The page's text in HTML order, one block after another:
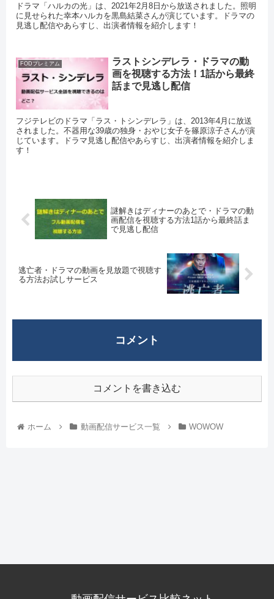
ドラマ「ハルカの光」は、2021年2月8日から放送されました。照明
に見せられた幸本ハルカを黒島結菜さんが演じています。ドラマの
見逃し配信やあらすじ、出演者情報を紹介します！
FODプレミアム
ラストシンデレラ・ドラマの動
画を視聴する方法！1話から最終
話まで見逃し配信
フジテレビのドラマ「ラス・トシンデレラ」は、2013年4月に放送
されました。不器用な39歳の独身・おやじ女子を篠原涼子さんが演
じています。ドラマ見逃し配信やあらすじ、出演者情報を紹介しま
す！
謎解きはディナーのあとで・ドラマの動
画配信を視聴する方法1話から最終話ま
で見逃し配信
逃亡者・ドラマの動画を見放題で視聴す
る方法お試しサービス
コメント
コメントを書き込む
ホーム 動画配信サービス一覧 WOWOW